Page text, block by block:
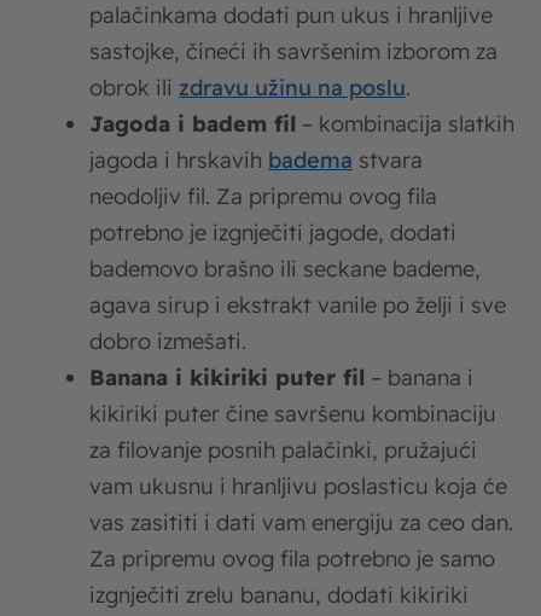
palačinkama dodati pun ukus i hranljive
sastojke, čineći ih savršenim izborom za
obrok ili zdravu užinu na poslu.
Jagoda i badem fil – kombinacija slatkih
jagoda i hrskavih badema stvara
neodoljiv fil. Za pripremu ovog fila
potrebno je izgnječiti jagode, dodati
bademovo brašno ili seckane bademe,
agava sirup i ekstrakt vanile po želji i sve
dobro izmešati.
Banana i kikiriki puter fil – banana i
kikiriki puter čine savršenu kombinaciju
za filovanje posnih palačinki, pružajući
vam ukusnu i hranljivu poslasticu koja će
vas zasititi i dati vam energiju za ceo dan.
Za pripremu ovog fila potrebno je samo
izgnječiti zrelu bananu, dodati kikiriki